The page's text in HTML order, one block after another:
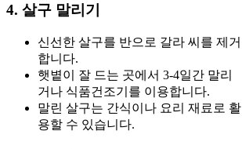
4. 살구 말리기
신선한 살구를 반으로 갈라 씨를 제거
합니다.
햇볕이 잘 드는 곳에서 3-4일간 말리
거나 식품건조기를 이용합니다.
말린 살구는 간식이나 요리 재료로 활
용할 수 있습니다.